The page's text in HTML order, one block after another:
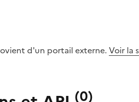
d'un portail externe. Voir la
(0)